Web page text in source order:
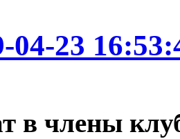
04-23
в члены